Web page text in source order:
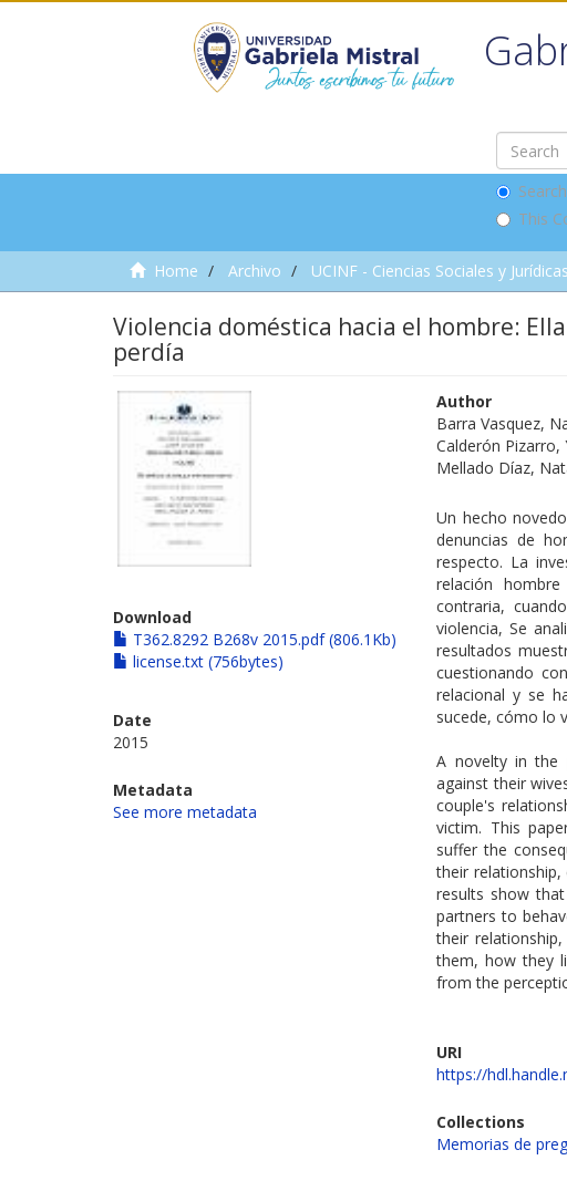
This
Home Archivo UCINF - Ciencias Sociales y Jurídicas
Violencia doméstica hacia el hombre:
perdía
Download
T362.8292 B268v 2015.pdf (806.1Kb)
license.txt (756bytes)
Date
2015
Metadata
See more metadata
Author
Barra Vasquez,
Calderón Pizarro,
Mellado Díaz,
Un hecho
denuncias de
respecto. La
relación
contraria,
violencia, Se
resultados
cuestionando
relacional y se
sucede, cómo lo
A novelty in the
against their
couple's
victim. This
suffer the
their relationship,
results show
partners to
their
them, how they
from the
URI
https://
Collections
Memorias de